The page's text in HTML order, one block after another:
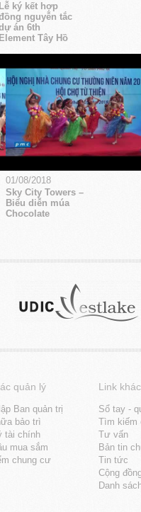
Lễ ký kết hợp
nguyễn tắc
án 6th
Element Tây Hồ
01/08/2018
Sky City Towers –
Biểu diễn múa
Chocolate
quản lý
Ban quản trị
bảo trì
tài chính
mua sắm
chung cư
Link khác
Sổ tay -
Tìm kiếm
Tư vấn
Bản tin
Tin tức
Cộng
Danh